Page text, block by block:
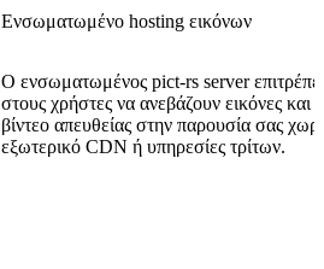
Ενσωματωμένο hosting εικόνων
Ο ενσωματωμένος pict-rs server επιτρέπει
στους χρήστες να ανεβάζουν εικόνες και
βίντεο απευθείας στην παρουσία σας
εξωτερικό CDN ή υπηρεσίες τρίτων.